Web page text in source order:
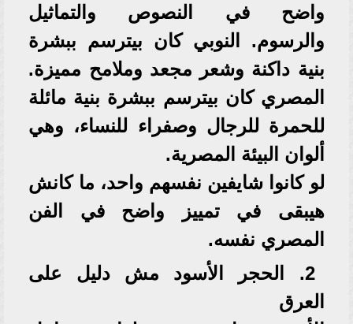
واضح في النصوص والتماثيل
والرسوم. النوبي كان بيترسم ببشرة
بنية داكنة وشعر مجعد وملامح مميزة.
المصري كان بيترسم ببشرة بنية مائلة
للحمرة للرجال وصفراء للنساء، وهي
ألوان البيئة المصرية.
لو كانوا شايفين نفسهم واحد، ما كانش
هيبقى في تمييز واضح في الفن
المصري نفسه.
2. الحجر الأسود مش دليل على
العرق